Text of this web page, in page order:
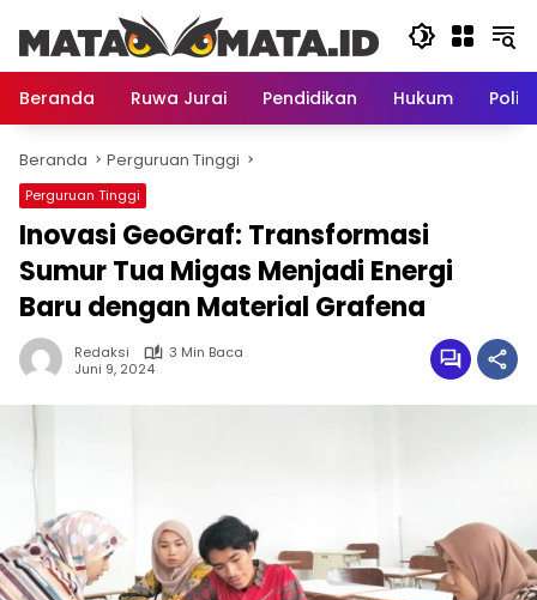
konten
Beranda
Ruwa Jurai Pendidikan Hukum
Beranda Perguruan Tinggi
Perguruan Tinggi
Inovasi GeoGraf: Transformasi
Sumur Tua Migas Menjadi Energi
Baru dengan Material Grafena
Redaksi
3 Min Baca
Juni 9, 2024